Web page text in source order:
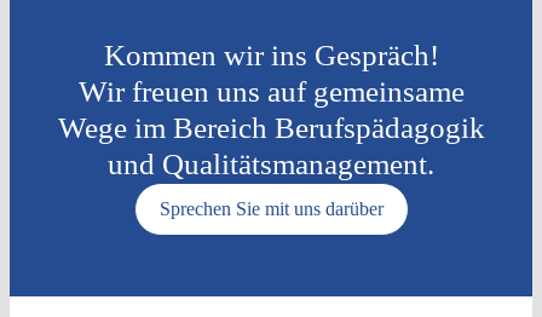
Kommen wir ins Gespräch!
Wir freuen uns auf gemeinsame
Wege im Bereich Berufspädagogik
und Qualitätsmanagement.
Sprechen Sie mit uns darüber